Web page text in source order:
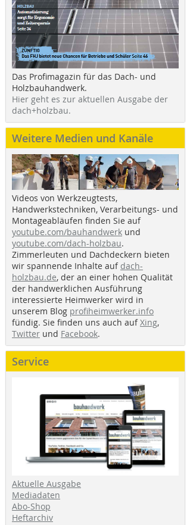
Das Profimagazin für das Dach- und
Holzbauhandwerk.
Hier geht es zur aktuellen Ausgabe der
dach+holzbau.
Weitere Medien und Kanäle
Videos von Werkzeugtests,
Handwerkstechniken, Verarbeitungs- und
Montageabläufen finden Sie auf
youtube.com/bauhandwerk und
youtube.com/dach-holzbau.
Zimmerleuten und Dachdeckern bieten
wir spannende Inhalte auf dach-
holzbau.de, der an einer hohen Qualität
der handwerklichen Ausführung
interessierte Heimwerker wird in
unserem Blog profiheimwerker.info
fündig. Sie finden uns auch aufXing,
Twitter und Facebook.
Service
Aktuelle Ausgabe
Mediadaten
Abo-Shop
Heftarchiv